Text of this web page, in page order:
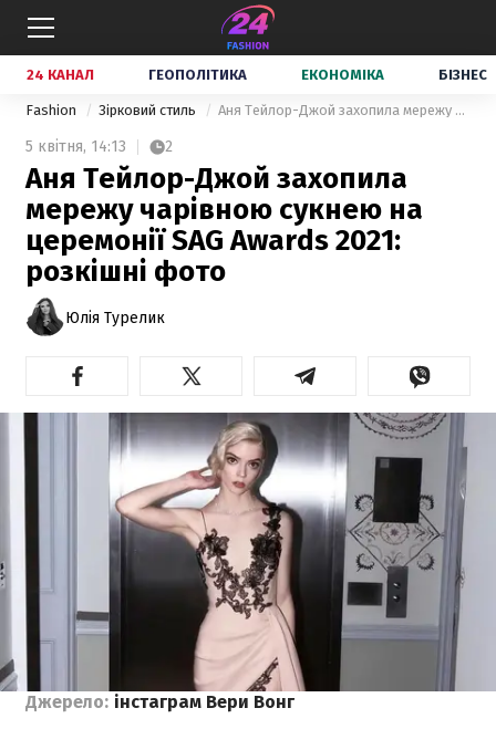
24 КАНАЛ ГЕОПОЛІТИКА ЕКОНОМІКА БІЗНЕС
Fashion Зірковий стиль Аня Тейлор-Джой захопила мережу чарівною сукнею на церемонії SAG Awards 2021: розкішні фото
5 квітня, 14:13 2
Аня Тейлор-Джой захопила
мережу чарівною сукнею на
церемонії SAG Awards 2021:
розкішні фото
Юлія Турелик
Джерело: інстаграм Вери Вонг